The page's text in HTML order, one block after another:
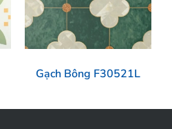
Gạch Bông F30521L